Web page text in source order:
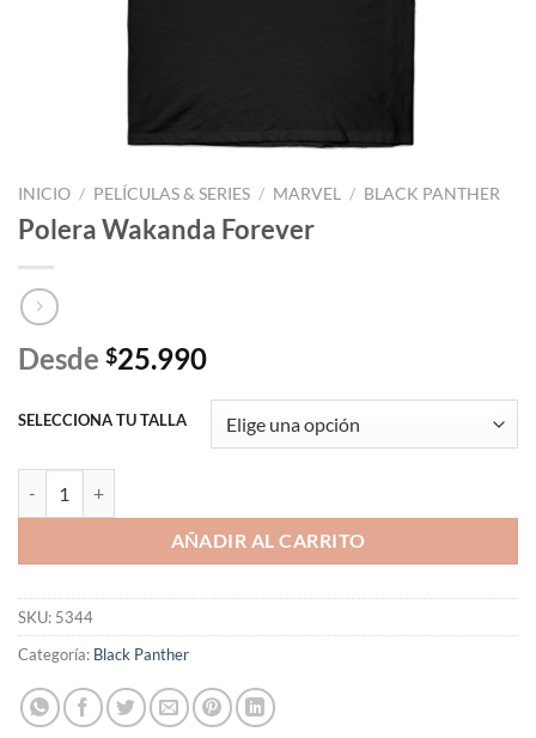
INICIO / PELÍCULAS & SERIES / MARVEL / BLACK PANTHER
Polera Wakanda Forever
Desde $25.990
SELECCIONA TU TALLA
AÑADIR AL CARRITO
SKU: 5344
Categoría: Black Panther